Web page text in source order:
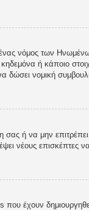
νόμος των
ή κάποιο
νομική συμβουλή
σας ή να μην
νέους επισκέπτες
έχουν